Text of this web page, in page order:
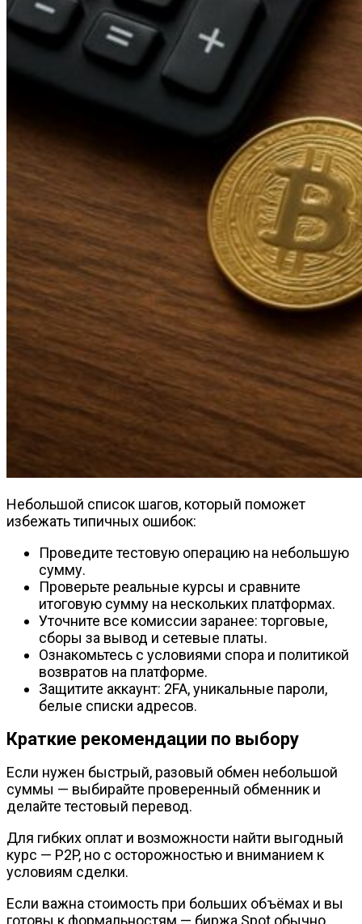
Небольшой список шагов, который поможет
избежать типичных ошибок:
Проведите тестовую операцию на небольшую
сумму.
Проверьте реальные курсы и сравните
итоговую сумму на нескольких платформах.
Уточните все комиссии заранее: торговые,
сборы за вывод и сетевые платы.
Ознакомьтесь с условиями спора и политикой
возвратов на платформе.
Защитите аккаунт: 2FA, уникальные пароли,
белые списки адресов.
Краткие рекомендации по выбору
Если нужен быстрый, разовый обмен небольшой
суммы — выбирайте проверенный обменник и
делайте тестовый перевод.
Для гибких оплат и возможности найти выгодный
курс — P2P, но с осторожностью и вниманием к
условиям сделки.
Если важна стоимость при больших объёмах и вы